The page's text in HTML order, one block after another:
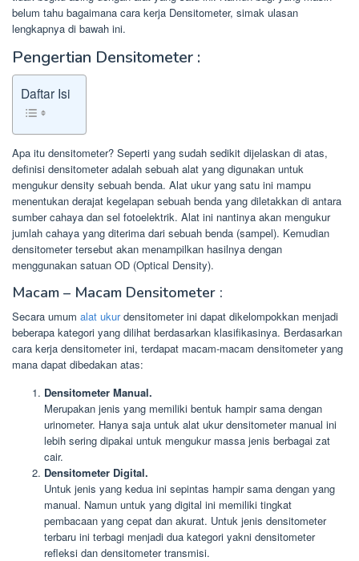
belum tahu bagaimana cara kerja Densitometer, simak ulasan
lengkapnya di bawah ini.
Pengertian Densitometer :
Daftar Isi
Apa itu densitometer? Seperti yang sudah sedikit dijelaskan di atas,
definisi densitometer adalah sebuah alat yang digunakan untuk
mengukur density sebuah benda. Alat ukur yang satu ini mampu
menentukan derajat kegelapan sebuah benda yang diletakkan di antara
sumber cahaya dan sel fotoelektrik. Alat ini nantinya akan mengukur
jumlah cahaya yang diterima dari sebuah benda (sampel). Kemudian
densitometer tersebut akan menampilkan hasilnya dengan
menggunakan satuan OD (Optical Density).
Macam – Macam Densitometer :
Secara umum alat ukurdensitometer ini dapat dikelompokkan menjadi
beberapa kategori yang dilihat berdasarkan klasifikasinya. Berdasarkan
cara kerja densitometer ini, terdapat macam-macam densitometer yang
mana dapat dibedakan atas:
Densitometer Manual.
Merupakan jenis yang memiliki bentuk hampir sama dengan
urinometer. Hanya saja untuk alat ukur densitometer manual ini
lebih sering dipakai untuk mengukur massa jenis berbagai zat
cair.
Densitometer Digital.
Untuk jenis yang kedua ini sepintas hampir sama dengan yang
manual. Namun untuk yang digital ini memiliki tingkat
pembacaan yang cepat dan akurat. Untuk jenis densitometer
terbaru ini terbagi menjadi dua kategori yakni densitometer
refleksi dan densitometer transmisi.